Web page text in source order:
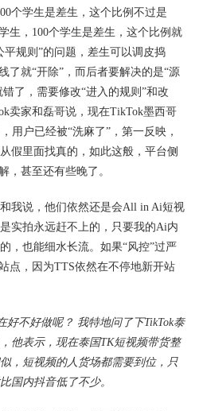
个学生是差生，这个比例不过是
生，100个学生是差生，这个比例就
规则”的问题，差生可以调皮捣
了就“开除”，而后者要解决的是“源
了，需要修改“进入的规则”和改
卖家和磊哥说，现在TikTok墨西哥
用户已经被“洗麻了”，第一反映，
假里面找真的，如此这般，平台侧
，甚至还有些晚了。
我说，他们依然还是会All in Ai短视
实拍永远赶不上的，只要我的Ai内
，也能细水长流。如果“风控”过严
点，因为TTS依然在不停地新开站
好不好做呢？ 我特地问了下TikTok泰
他表示，现在泰国TK短视频带货整
，短视频的人货场都需要到位，只
国内抖音低了不少。